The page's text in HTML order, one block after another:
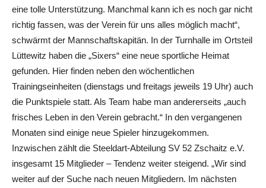
eine tolle Unterstützung. Manchmal kann ich es noch gar nicht
richtig fassen, was der Verein für uns alles möglich macht“,
schwärmt der Mannschaftskapitän. In der Turnhalle im Ortsteil
Lüttewitz haben die „Sixers“ eine neue sportliche Heimat
gefunden. Hier finden neben den wöchentlichen
Trainingseinheiten (dienstags und freitags jeweils 19 Uhr) auch
die Punktspiele statt. Als Team habe man andererseits „auch
frisches Leben in den Verein gebracht.“ In den vergangenen
Monaten sind einige neue Spieler hinzugekommen.
Inzwischen zählt die Steeldart-Abteilung SV 52 Zschaitz e.V.
insgesamt 15 Mitglieder – Tendenz weiter steigend. „Wir sind
weiter auf der Suche nach neuen Mitgliedern. Im nächsten